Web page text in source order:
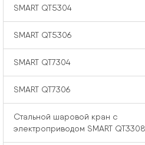
SMART QT5304
SMART QT5306
SMART QT7304
SMART QT7306
Стальной шаровой кран с
электроприводом SMART